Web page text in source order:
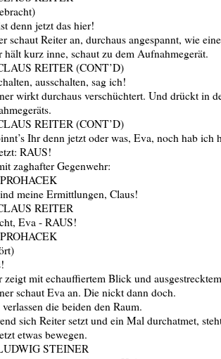
denn jetzt das hier!
schaut Reiter an, durchaus angespannt, wie
hält kurz inne, schaut zu dem Aufnahmegerät.
REITER (CONT’D)
ausschalten, sag ich!
wirkt durchaus verschüchtert. Und drückt in
REITER (CONT’D)
Ihr denn jetzt oder was, Eva, noch hab ich
RAUS!
zaghafter Gegenwehr:
meine Ermittlungen, Claus!
REITER
Eva - RAUS!
zeigt mit echauffiertem Blick und
schaut Eva an. Die nickt dann doch.
die beiden den Raum.
sich Reiter setzt und ein Mal durchatmet,
etwas bewegen.
STEINER